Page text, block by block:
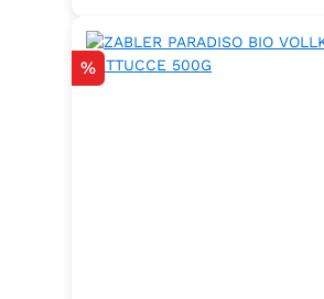
Rabatt
%